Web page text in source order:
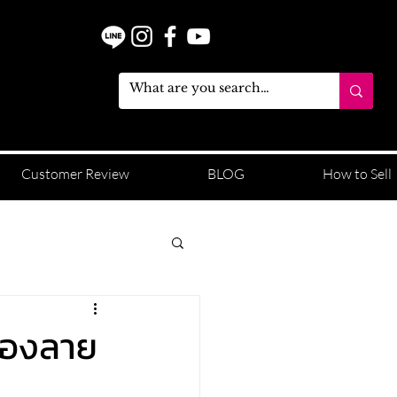
Customer Review BLOG How to Sell
งลาย